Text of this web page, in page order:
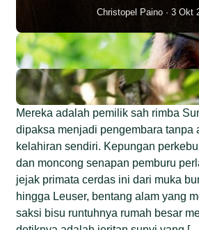
Christopel Paino 3 Okt
Mereka adalah pemilik sah rimba
dipaksa menjadi pengembara tanpa
kelahiran sendiri. Kepungan
dan moncong senapan pemburu
jejak primata cerdas ini dari muka
hingga Leuser, bentang alam yang
saksi bisu runtuhnya rumah besar